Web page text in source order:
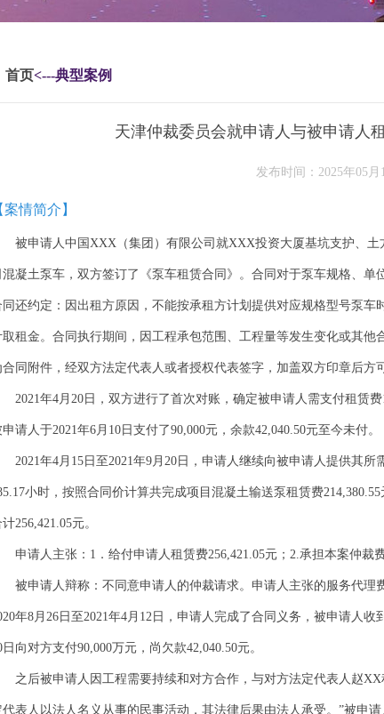
首页<---典型案例
天津仲裁委员会就申请人与被申请人
发布时间：2025年05月
案情简介】
被申请人中国XXX（集团）有限公司就XXX投资大厦基坑支护、
混凝土泵车，双方签订了《泵车租赁合同》。合同对于泵车规格、单
同还约定：因出租方原因，不能按承租方计划提供对应规格型号泵
取租金。合同执行期间，因工程承包范围、工程量等发生变化或其
合同附件，经双方法定代表人或者授权代表签字，加盖双方印章后方
2021年4月20日，双方进行了首次对账，确定被申请人需支付租赁
请人于2021年6月10日支付了90,000元，余款42,040.50元至今未付。
2021年4月15日至2021年9月20日，申请人继续向被申请人提供其
小时，按照合同价计算共完成项目混凝土输送泵租赁费
256,421.05元。
申请人主张：1．给付申请人租赁费256,421.05元；2.承担本案仲裁费
被申请人辩称：不同意申请人的仲裁请求。申请人主张的服务代理
年8月26日至2021年4月12日，申请人完成了合同义务，被申请人收
日向对方支付90,000万元，尚欠款42,040.50元。
之后被申请人因工程需要持续和对方合作，与对方法定代表人赵
代表人以法人名义从事的民事活动，其法律后果由法人承受。”被申